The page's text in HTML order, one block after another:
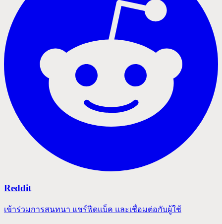
Reddit
เข้าร่วมการสนทนา แชร์ฟีดแบ็ค และเชื่อมต่อกับผู้ใช้